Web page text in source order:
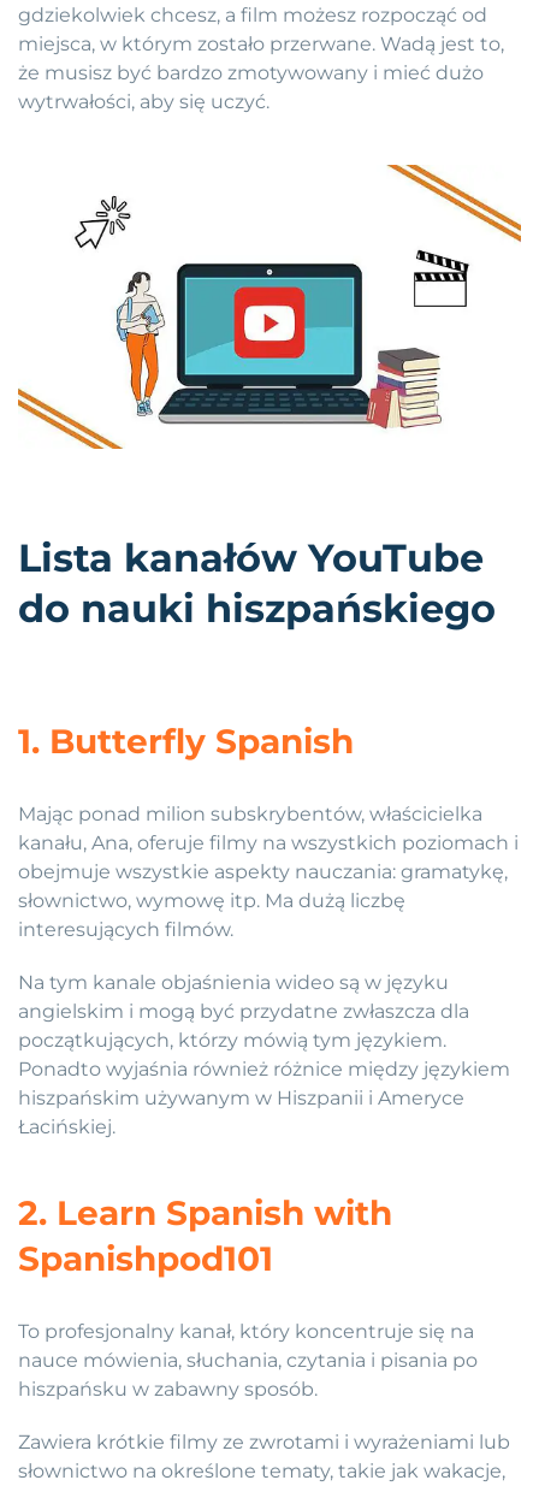
gdziekolwiek chcesz, a film możesz rozpocząć od
miejsca, w którym zostało przerwane. Wadą jest to,
że musisz być bardzo zmotywowany i mieć dużo
wytrwałości, aby się uczyć.
Lista kanałów YouTube
do nauki hiszpańskiego
1. Butterfly Spanish
Mając ponad milion subskrybentów, właścicielka
kanału, Ana, oferuje filmy na wszystkich poziomach i
obejmuje wszystkie aspekty nauczania: gramatykę,
słownictwo, wymowę itp. Ma dużą liczbę
interesujących filmów.
Na tym kanale objaśnienia wideo są w języku
angielskim i mogą być przydatne zwłaszcza dla
początkujących, którzy mówią tym językiem.
Ponadto wyjaśnia również różnice między językiem
hiszpańskim używanym w Hiszpanii i Ameryce
Łacińskiej.
2. Learn Spanish with
Spanishpod101
To profesjonalny kanał, który koncentruje się na
nauce mówienia, słuchania, czytania i pisania po
hiszpańsku w zabawny sposób.
Zawiera krótkie filmy ze zwrotami i wyrażeniami lub
słownictwo na określone tematy, takie jak wakacje,